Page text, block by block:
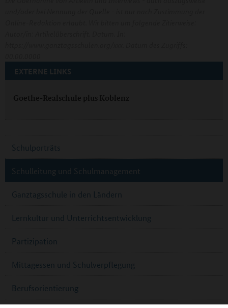
EXTERNE LINKS
Goethe-Realschule plus Koblenz
Schulporträts
Schulleitung und Schulmanagement
Ganztagsschule in den Ländern
Lernkultur und Unterrichtsentwicklung
Partizipation
Mittagessen und Schulverpflegung
Berufsorientierung